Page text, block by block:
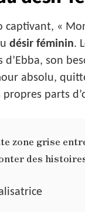
captivant, «
désir féminin.
son
absolu,
parts
zone grise
des